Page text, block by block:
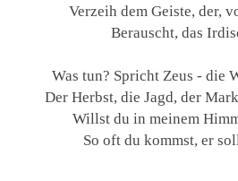
Verzeih dem Geiste, der,
Berauscht, das
Was tun? Spricht Zeus - die
Der Herbst, die Jagd, der
Willst du in meinem
So oft du kommst, er